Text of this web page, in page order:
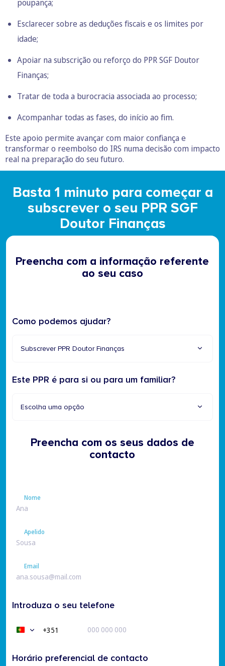
poupança;
Esclarecer sobre as deduções fiscais e os limites por
idade;
Apoiar na subscrição ou reforço do PPR SGF Doutor
Finanças;
Tratar de toda a burocracia associada ao processo;
Acompanhar todas as fases, do início ao fim.
Este apoio permite avançar com maior confiança e
transformar o reembolso do IRS numa decisão com impacto
real na preparação do seu futuro.
Basta 1 minuto para começar a
subscrever o seu PPR SGF
Doutor Finanças
Preencha com a informação referente
ao seu caso
Como podemos ajudar?
Subscrever PPR Doutor Finanças
Este PPR é para si ou para um familiar?
Escolha uma opção
Preencha com os seus dados de
contacto
Nome
Apelido
Email
Introduza o seu telefone
Portugal+351
Horário preferencial de contacto